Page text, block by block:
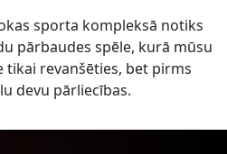
sporta kompleksā notiks
pārbaudes spēle, kurā mūsu
tikai revanšēties, bet pirms
devu pārliecības.